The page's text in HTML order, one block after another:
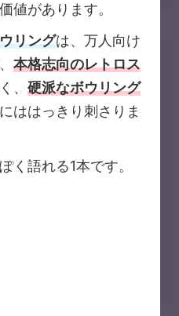
値があります。
リングは、万人向け
本格志向のレトロス
、 硬派なボウリング
ははっきり刺さりま
く語れる1本です。